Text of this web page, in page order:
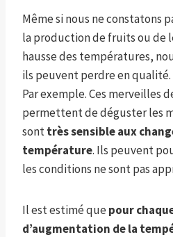
Même si nous ne constatons
la production de fruits ou de
hausse des températures,
ils peuvent perdre en qualité.
Par exemple. Ces merveilles
permettent de déguster les
sonttrès sensible aux
température. Ils peuvent
les conditions ne sont pas
Il est estimé que pour
d’augmentation de la